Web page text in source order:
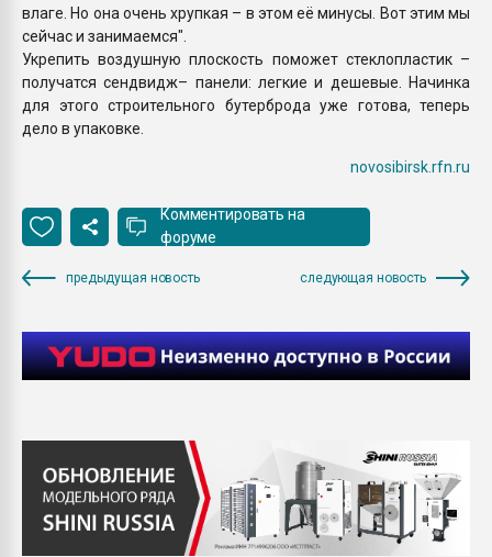
влаге. Но она очень хрупкая – в этом её минусы. Вот этим мы
сейчас и занимаемся".
Укрепить воздушную плоскость поможет стеклопластик –
получатся сендвидж– панели: легкие и дешевые. Начинка
для этого строительного бутерброда уже готова, теперь
дело в упаковке.
novosibirsk.rfn.ru
Комментировать на
форуме
предыдущая новость следующая новость